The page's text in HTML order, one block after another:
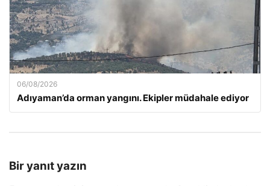
06/08/2026
Adıyaman’da orman yangını. Ekipler müdahale ediyor
Bir yanıt yazın